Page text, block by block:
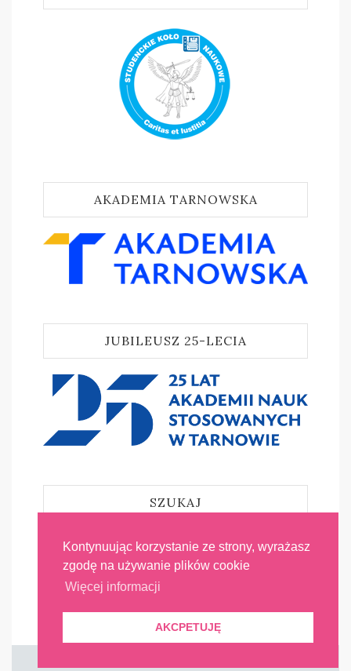
AKADEMIA TARNOWSKA
JUBILEUSZ 25-LECIA
SZUKAJ
Kontynuując korzystanie ze strony, wyrażasz
zgodę na używanie plików cookie
Więcej informacji
AKCPETUJĘ